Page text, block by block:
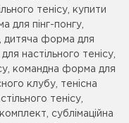
тенісу, купити
для пінг-понгу,
дитяча форма для
настільного тенісу,
командна форма для
клубу, тенісна
тенісу,
сублімаційна